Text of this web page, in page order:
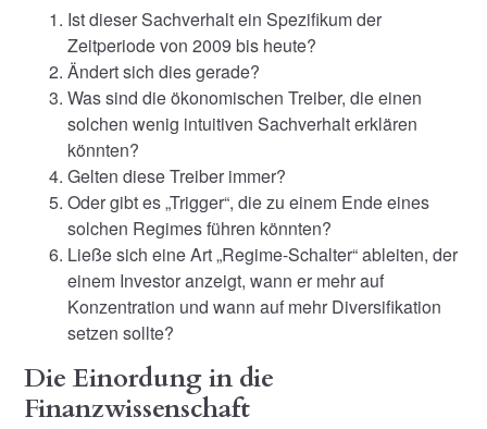
Ist dieser Sachverhalt ein Spezifikum der
Zeitperiode von 2009 bis heute?
Ändert sich dies gerade?
Was sind die ökonomischen Treiber, die einen
solchen wenig intuitiven Sachverhalt erklären
könnten?
Gelten diese Treiber immer?
Oder gibt es „Trigger“, die zu einem Ende eines
solchen Regimes führen könnten?
Ließe sich eine Art „Regime-Schalter“ ableiten, der
einem Investor anzeigt, wann er mehr auf
Konzentration und wann auf mehr Diversifikation
setzen sollte?
Die Einordung in die
Finanzwissenschaft